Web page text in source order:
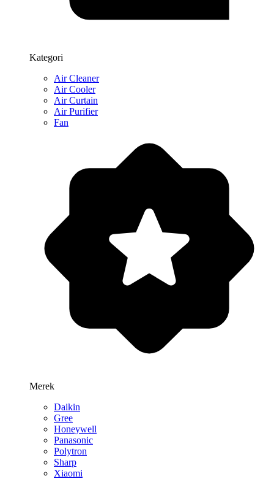
Kategori
Air Cleaner
Air Cooler
Air Curtain
Air Purifier
Fan
Merek
Daikin
Gree
Honeywell
Panasonic
Polytron
Sharp
Xiaomi